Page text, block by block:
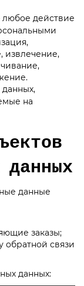
действие
извлечение,
на
данных
данные
заказы;
связи
данных: